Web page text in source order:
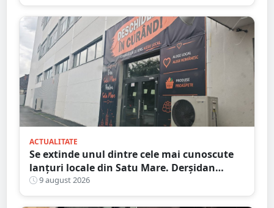
ACTUALITATE
Se extinde unul dintre cele mai cunoscute
lanțuri locale din Satu Mare. Derșidan
pregătește o investiție importantă
9 august 2026